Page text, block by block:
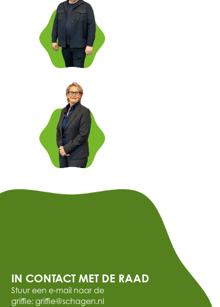
IN CONTACT MET DE RAAD
Stuur een e-mail naar de
griffie: griffie@schagen.nl